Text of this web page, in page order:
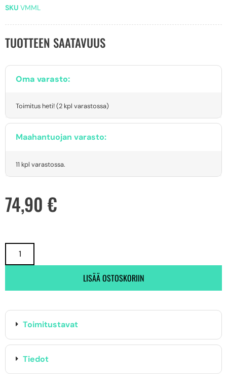
SKU VMML
TUOTTEEN SAATAVUUS
Oma varasto:
Toimitus heti! (2 kpl varastossa)
Maahantuojan varasto:
11 kpl varastossa.
74,90 €
LISÄÄ OSTOSKORIIN
Toimitustavat
Tiedot